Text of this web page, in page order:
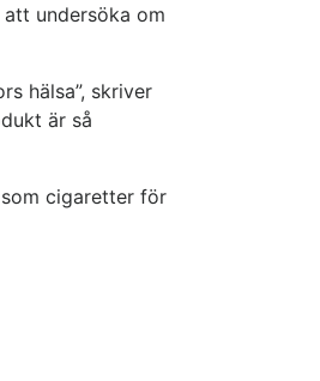
undersöka om
hälsa”, skriver
är så
cigaretter för